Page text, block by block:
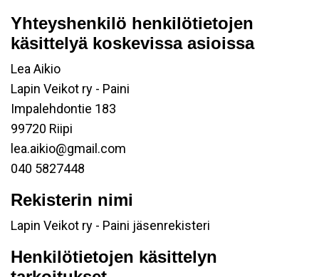
Yhteyshenkilö henkilötietojen
käsittelyä koskevissa asioissa
Lea Aikio
Lapin Veikot ry - Paini
Impalehdontie 183
99720 Riipi
lea.aikio@gmail.com
040 5827448
Rekisterin nimi
Lapin Veikot ry - Paini jäsenrekisteri
Henkilötietojen käsittelyn